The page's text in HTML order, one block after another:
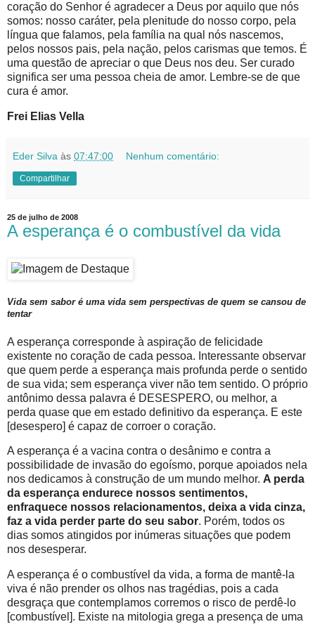
coração do Senhor é agradecer a Deus por aquilo que nós
somos: nosso caráter, pela plenitude do nosso corpo, pela
língua que falamos, pela família na qual nós nascemos,
pelos nossos pais, pela nação, pelos carismas que temos. É
uma questão de apreciar o que Deus nos deu. Ser curado
significa ser uma pessoa cheia de amor. Lembre-se de que
cura é amor.
Frei Elias Vella
Eder Silva às 07:47:00 Nenhum comentário:
Compartilhar
25 de julho de 2008
A esperança é o combustível da vida
Vida sem sabor é uma vida sem perspectivas de quem se cansou de
tentar
A esperança corresponde à aspiração de felicidade
existente no coração de cada pessoa. Interessante observar
que quem perde a esperança mais profunda perde o sentido
de sua vida; sem esperança viver não tem sentido. O próprio
antônimo dessa palavra é DESESPERO, ou melhor, a
perda quase que em estado definitivo da esperança. E este
[desespero] é capaz de corroer o coração.
A esperança é a vacina contra o desânimo e contra a
possibilidade de invasão do egoísmo, porque apoiados nela
nos dedicamos à construção de um mundo melhor. A perda
da esperança endurece nossos sentimentos,
enfraquece nossos relacionamentos, deixa a vida cinza,
faz a vida perder parte do seu sabor. Porém, todos os
dias somos atingidos por inúmeras situações que podem
nos desesperar.
A esperança é o combustível da vida, a forma de mantê-la
viva é não prender os olhos nas tragédias, pois a cada
desgraça que contemplamos corremos o risco de perdê-lo
[combustível]. Existe na mitologia grega a presença de uma